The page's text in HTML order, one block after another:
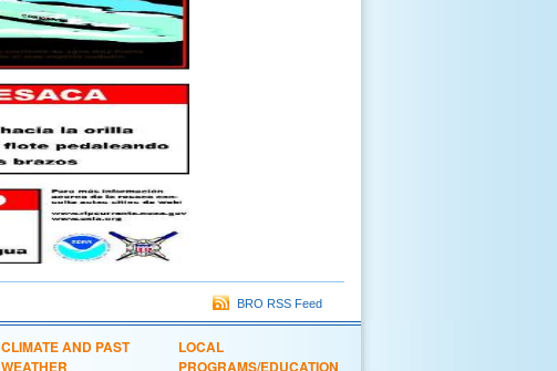
BRO RSS Feed
CLIMATE AND PAST
WEATHER
LOCAL
PROGRAMS/EDUCATION